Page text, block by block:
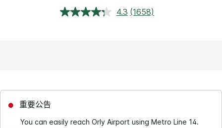
4.3 阅
(1658)
重要公告
You can easily reach Orly Airport using Metro Line 14.